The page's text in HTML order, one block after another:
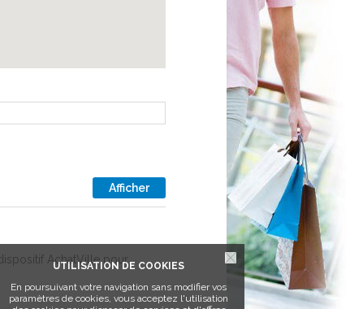
UTILISATION DE COOKIES
En poursuivant votre navigation sans modifier vos
paramètres de cookies, vous acceptez l'utilisation
Afficher
AchatVille pour